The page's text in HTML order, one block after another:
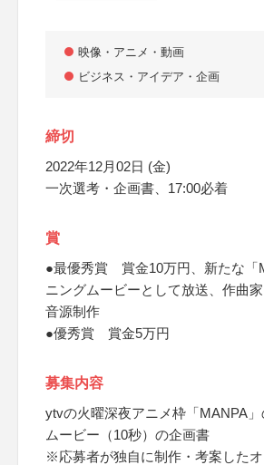
映像・アニメ・動画
ビジネス・アイデア・企画
締切
2022年12月02日 (金)
一次選考・企画書、17:00必着
賞
●最優秀賞 賞金10万円、新たな「
ニングムービーとして放送、作曲
音源制作
●優秀賞 賞金5万円
募集内容
ytvの火曜深夜アニメ枠「MANPA
ムービー（10秒）の企画書
※応募者が独自に制作・考案した